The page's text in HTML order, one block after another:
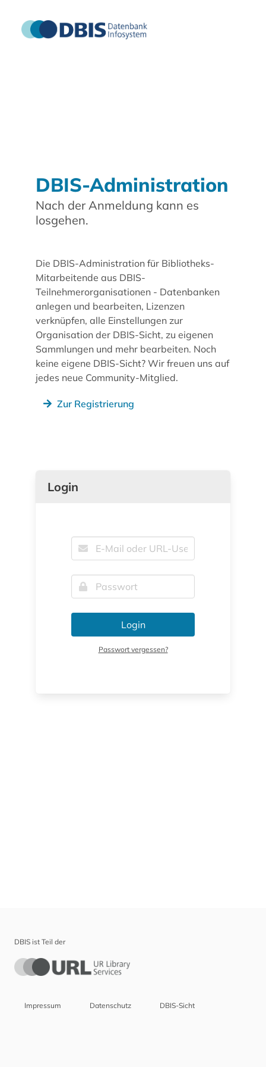
DBIS-Administration
Nach der Anmeldung kann es
losgehen.
Die DBIS-Administration für Bibliotheks-
Mitarbeitende aus DBIS-
Teilnehmerorganisationen - Datenbanken
anlegen und bearbeiten, Lizenzen
verknüpfen, alle Einstellungen zur
Organisation der DBIS-Sicht, zu eigenen
Sammlungen und mehr bearbeiten. Noch
keine eigene DBIS-Sicht? Wir freuen uns auf
jedes neue Community-Mitglied.
Zur Registrierung
Login
Login
Passwort vergessen?
DBIS ist Teil der
Impressum Datenschutz DBIS-Sicht